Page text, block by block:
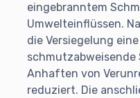
eingebranntem
Umwelteinflüssen.
die Versiegelung
Anhaften von
reduziert. Die